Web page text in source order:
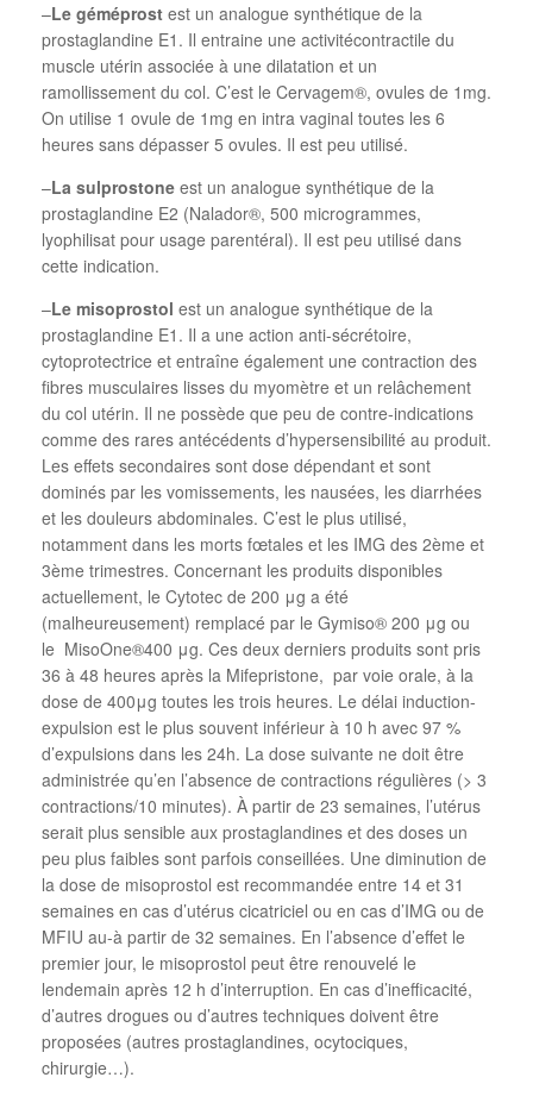
–Le géméprost est un analogue synthétique de la
prostaglandine E1. Il entraine une activitécontractile du
muscle utérin associée à une dilatation et un
ramollissement du col. C’est le Cervagem®, ovules de 1mg.
On utilise 1 ovule de 1mg en intra vaginal toutes les 6
heures sans dépasser 5 ovules. Il est peu utilisé.
–La sulprostone est un analogue synthétique de la
prostaglandine E2 (Nalador®, 500 microgrammes,
lyophilisat pour usage parentéral). Il est peu utilisé dans
cette indication.
–Le misoprostol est un analogue synthétique de la
prostaglandine E1. Il a une action anti-sécrétoire,
cytoprotectrice et entraîne également une contraction des
fibres musculaires lisses du myomètre et un relâchement
du col utérin. Il ne possède que peu de contre-indications
comme des rares antécédents d’hypersensibilité au produit.
Les effets secondaires sont dose dépendant et sont
dominés par les vomissements, les nausées, les diarrhées
et les douleurs abdominales. C’est le plus utilisé,
notamment dans les morts fœtales et les IMG des 2ème et
3ème trimestres. Concernant les produits disponibles
actuellement, le Cytotec de 200 μg a été
(malheureusement) remplacé par le Gymiso® 200 μg ou
le MisoOne®400 μg. Ces deux derniers produits sont pris
36 à 48 heures après la Mifepristone, par voie orale, à la
dose de 400μg toutes les trois heures. Le délai induction-
expulsion est le plus souvent inférieur à 10 h avec 97 %
d’expulsions dans les 24h. La dose suivante ne doit être
administrée qu’en l’absence de contractions régulières (> 3
contractions/10 minutes). À partir de 23 semaines, l’utérus
serait plus sensible aux prostaglandines et des doses un
peu plus faibles sont parfois conseillées. Une diminution de
la dose de misoprostol est recommandée entre 14 et 31
semaines en cas d’utérus cicatriciel ou en cas d’IMG ou de
MFIU au-à partir de 32 semaines. En l’absence d’effet le
premier jour, le misoprostol peut être renouvelé le
lendemain après 12 h d’interruption. En cas d’inefficacité,
d’autres drogues ou d’autres techniques doivent être
proposées (autres prostaglandines, ocytociques,
chirurgie…).